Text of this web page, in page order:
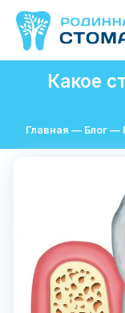
Какое
Главная — Блог—